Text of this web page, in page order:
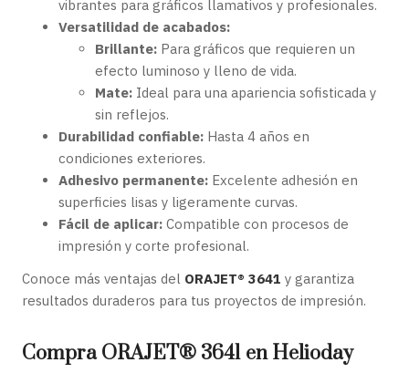
vibrantes para gráficos llamativos y profesionales.
Versatilidad de acabados:
Brillante: Para gráficos que requieren un
efecto luminoso y lleno de vida.
Mate: Ideal para una apariencia sofisticada y
sin reflejos.
Durabilidad confiable: Hasta 4 años en
condiciones exteriores.
Adhesivo permanente: Excelente adhesión en
superficies lisas y ligeramente curvas.
Fácil de aplicar: Compatible con procesos de
impresión y corte profesional.
Conoce más ventajas del ORAJET® 3641 y garantiza
resultados duraderos para tus proyectos de impresión.
Compra ORAJET® 3641 en Helioday